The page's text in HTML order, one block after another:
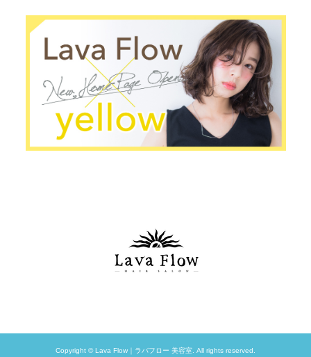
Copyright © Lava Flow｜ラバフロー 美容室. All rights reserved.